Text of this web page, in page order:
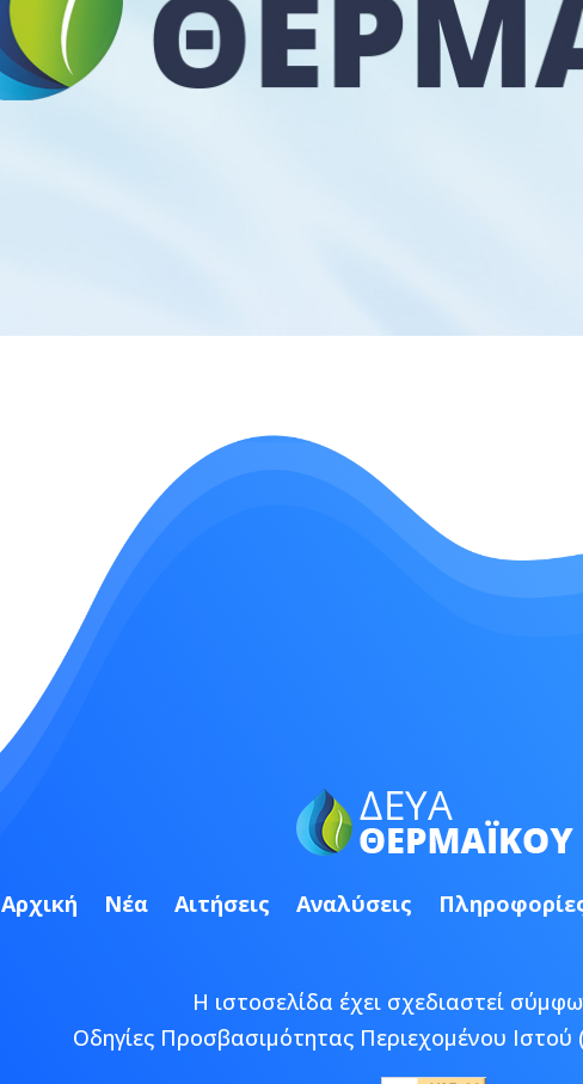
Αρχική Νέα Αιτήσεις Αναλύσεις
Η ιστοσελίδα έχει σχεδιαστεί
Οδηγίες Προσβασιμότητας Περιεχομένου Ιστού